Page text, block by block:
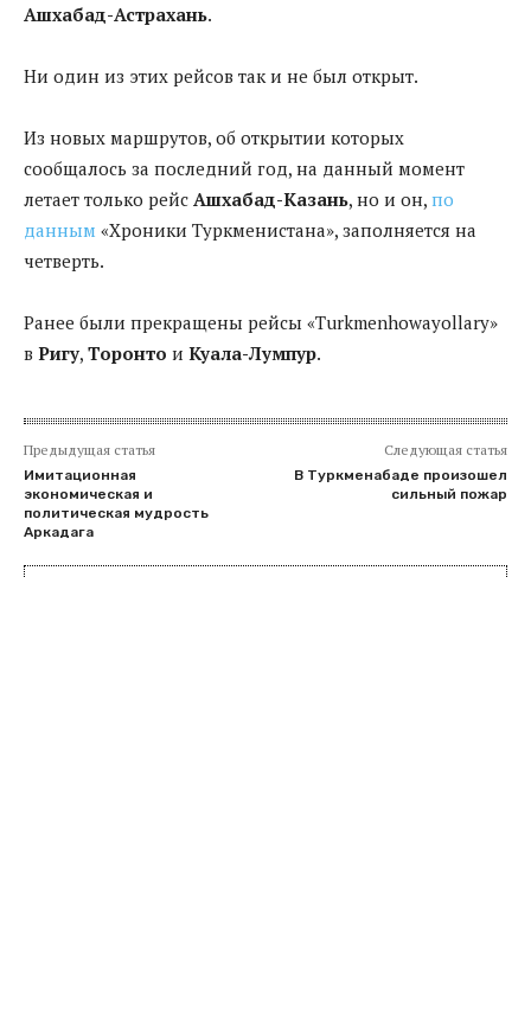
Ашхабад-Астрахань.
Ни один из этих рейсов так и не был открыт.
Из новых маршрутов, об открытии которых
сообщалось за последний год, на данный момент
летает только рейс Ашхабад-Казань, но и он, по
данным «Хроники Туркменистана», заполняется на
четверть.
Ранее были прекращены рейсы «Turkmenhowayollary»
в Ригу, Торонто и Куала-Лумпур.
Предыдущая статья
Имитационная
экономическая и
политическая мудрость
Аркадага
Следующая статья
В Туркменабаде произошел
сильный пожар